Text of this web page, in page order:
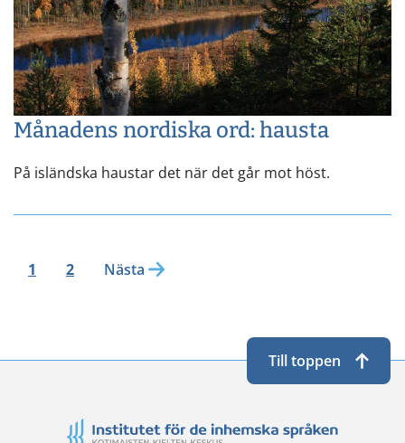
Månadens nordiska ord: hausta
På isländska haustar det när det går mot höst.
1 2 Nästa
Till toppen